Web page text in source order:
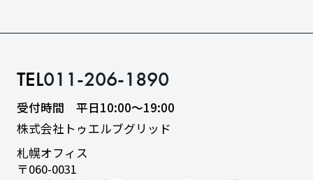
TEL011-206-1890
受付時間 平日10:00〜19:00
株式会社トゥエルブグリッド
札幌オフィス
〒060-0031